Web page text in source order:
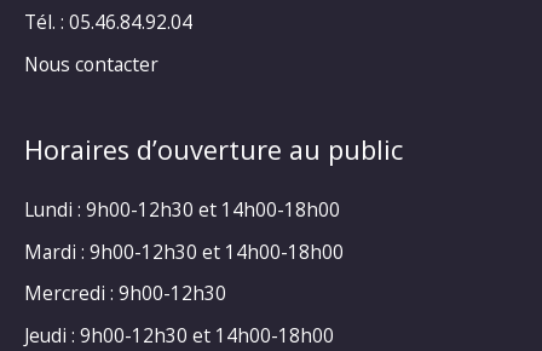
Tél. : 05.46.84.92.04
Nous contacter
Horaires d’ouverture au public
Lundi : 9h00-12h30 et 14h00-18h00
Mardi : 9h00-12h30 et 14h00-18h00
Mercredi : 9h00-12h30
Jeudi : 9h00-12h30 et 14h00-18h00